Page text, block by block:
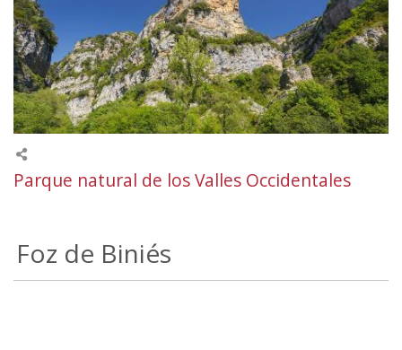
Parque natural de los Valles Occidentales
Foz de Biniés